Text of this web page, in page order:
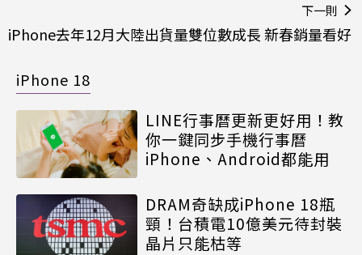
下一則
iPhone去年12月大陸出貨量雙位數成長 新春銷量看好
iPhone 18
LINE行事曆更新更好用！教
你一鍵同步手機行事曆
iPhone、Android都能用
DRAM奇缺成iPhone 18瓶
頸！台積電10億美元待封裝
晶片只能枯等